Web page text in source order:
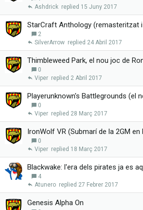
15 Juny 2017
Ashdrick
StarCraft Anthology (remasteritzat
2
24 Abril 2017
SilverArrow
Thimbleweed Park, el nou joc de
0
2 Abril 2017
Viper
Playerunknown's Battlegrounds (el
0
28 Març 2017
Viper
IronWolf VR (Submarí de la 2GM en
0
18 Març 2017
Viper
Blackwake: l'era dels pirates ja es
4
27 Febrer 2017
Atunero
Genesis Alpha On